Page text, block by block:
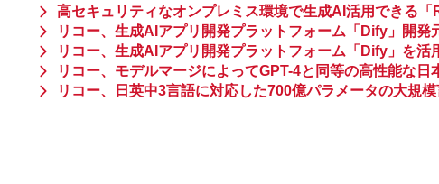
高セキュリティなオンプレミス環境で生成AI活用できる
リコー、生成AIアプリ開発プラットフォーム「Dify」開
リコー、生成AIアプリ開発プラットフォーム「Dify」を
リコー、モデルマージによってGPT-4と同等の高性能な
リコー、日英中3言語に対応した700億パラメータの大規